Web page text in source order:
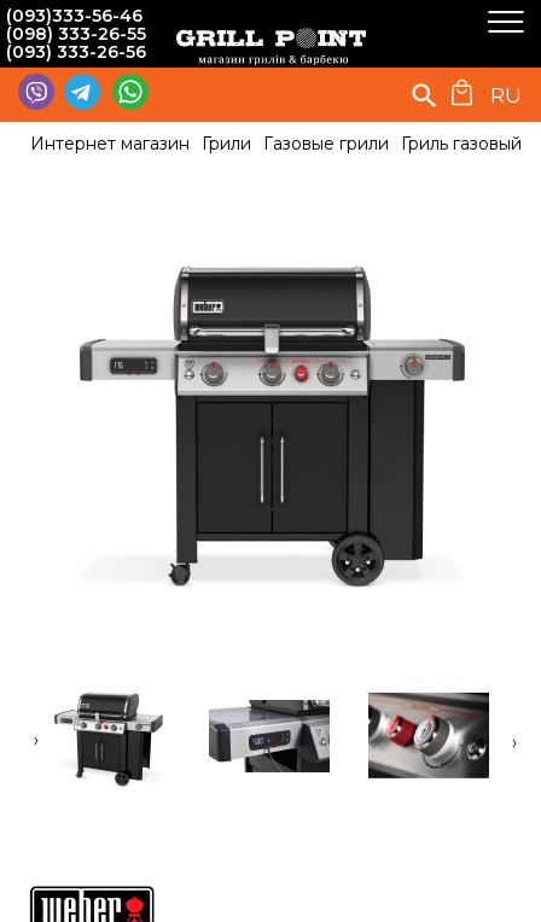
(093)333-56-46
(098) 333-26-55
(093) 333-26-56
RU
Интернет магазин Грили Газовые грили Гриль газовый
‹ ›